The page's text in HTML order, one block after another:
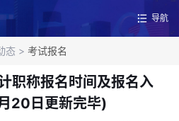
导航
态 > 考试报名
职称报名时间及报名入
20日更新完毕)